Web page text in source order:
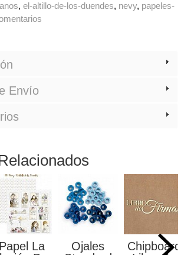
el-altillo-de-los-duendes nevy papeles-
Envío
Papel La
Ojales
Chipboard